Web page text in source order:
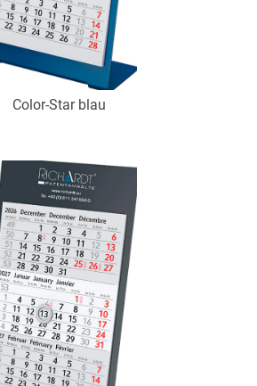
Color-Star blau
Art.-Nr.: K53104
Verfügbar
Zum Merkzettel hinzufügen